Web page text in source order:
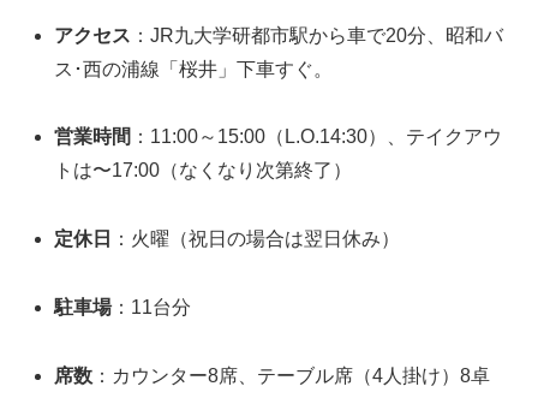
アクセス ：JR九大学研都市駅から車で20分、昭和バ
ス･西の浦線「桜井」下車すぐ。
営業時間 ：11:00～15:00（L.O.14:30）、テイクアウ
トは〜17:00（なくなり次第終了）
定休日 ：火曜（祝日の場合は翌日休み）
駐車場：11台分
席数 ：カウンター8席、テーブル席（4人掛け）8卓